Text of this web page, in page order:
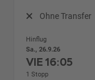
Ohne Transfer
Hinflug
Sa., 26.9.26
VIE16:05
1 Stopp